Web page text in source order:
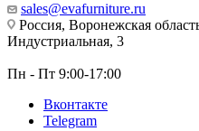
sales@evafurniture.ru
Россия, Воронежская
Индустриальная, 3
Пн - Пт 9:00-17:00
Вконтакте
Telegram